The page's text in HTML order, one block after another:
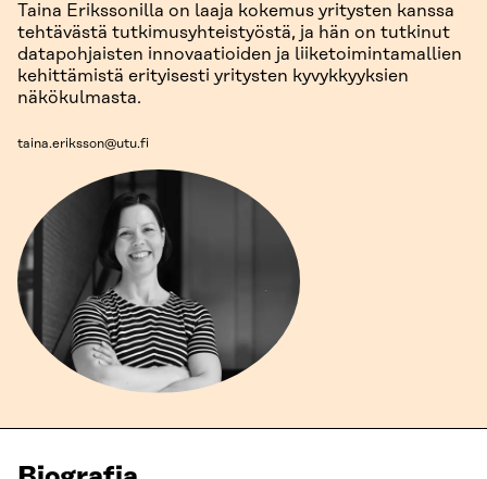
Taina Erikssonilla on laaja kokemus yritysten kanssa
tehtävästä tutkimusyhteistyöstä, ja hän on tutkinut
datapohjaisten innovaatioiden ja liiketoimintamallien
kehittämistä erityisesti yritysten kyvykkyyksien
näkökulmasta.
taina.eriksson@utu.fi